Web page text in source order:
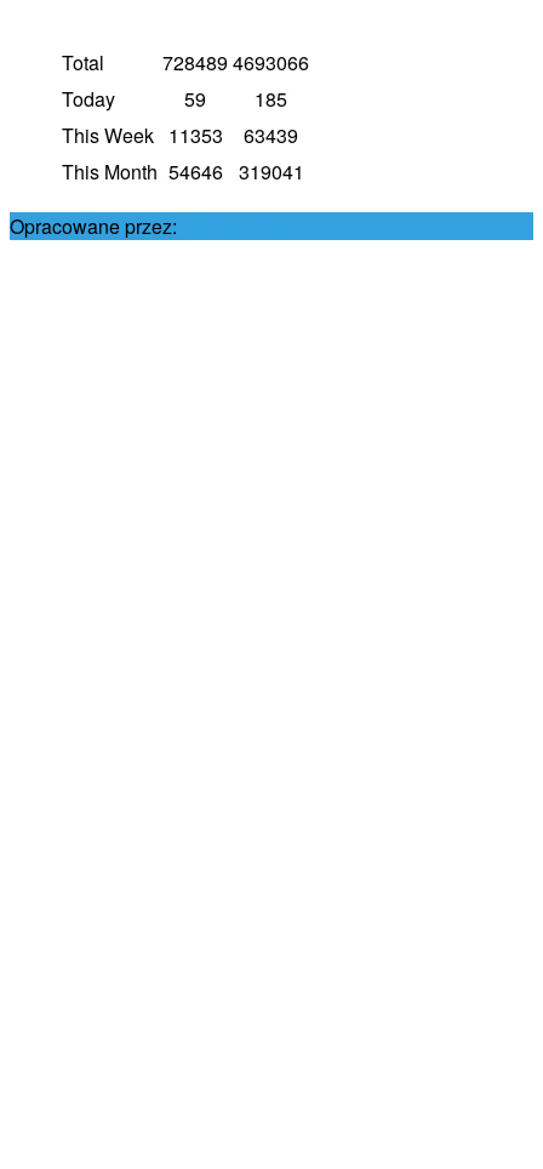
Total 7284894693066
Today
59
185
This Week 11353
63439
This Month 54646 319041
Opracowane przez: